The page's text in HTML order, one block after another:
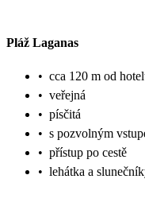
Pláž Laganas
• cca 120 m od
• veřejná
• písčitá
• s pozvolným
• přístup po cestě
• lehátka a